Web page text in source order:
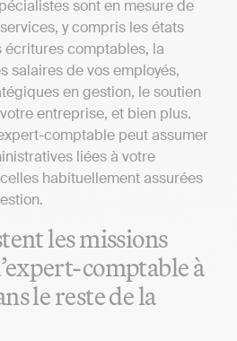
sont en mesure de
y compris les états
comptables, la
salaires de vos employés,
en gestion, le soutien
entreprise, et bien plus.
comptable peut assumer
liées à votre
habituellement assurées
les missions
comptable à
le reste de la